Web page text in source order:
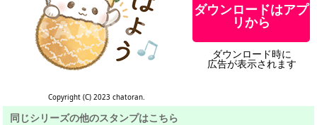
Copyright (C) 2023 chatoran.
ダウンロードはアプ
リから
ダウンロード時に
広告が表示されます
同じシリーズの他のスタンプはこちら